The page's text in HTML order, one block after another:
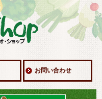
お問い合わせ